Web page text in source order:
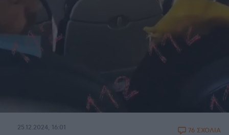
25.12.2024, 16:01 76 ΣΧΟΛΙΑ